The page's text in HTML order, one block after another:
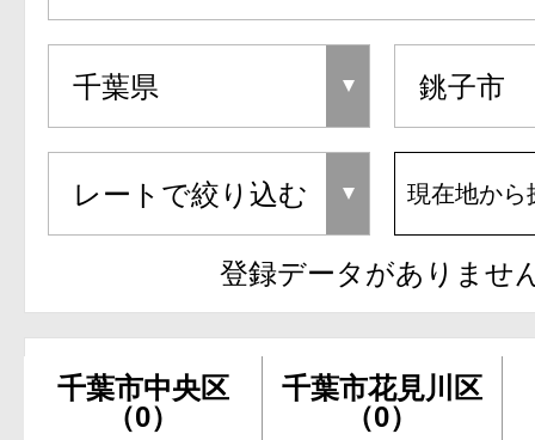
現在地から
登録データがありませ
千葉市中央区
（0）
千葉市花見川区
（0）